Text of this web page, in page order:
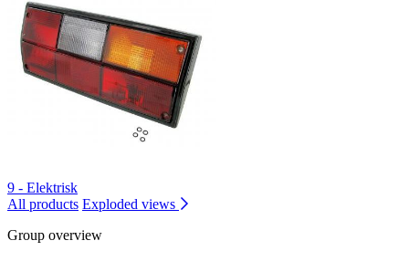
9 - Elektrisk
All products Exploded views
Group overview